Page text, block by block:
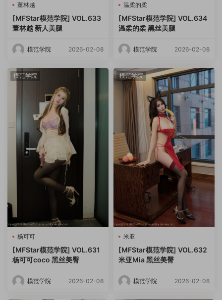
董林越
[MFStar模范学院] VOL.633
董林越 新人美腿
模范学院 2026-02-08
温柔的柔
[MFStar模范学院] VOL.634
温柔的柔 黑丝美腿
模范学院 2026-02-08
模范学院
杨可可
[MFStar模范学院] VOL.631
杨可可coco 黑丝美臀
模范学院 2026-02-08
模范学院
米亚
[MFStar模范学院] VOL.632
米亚Mia 黑丝美臀
模范学院 2026-02-08